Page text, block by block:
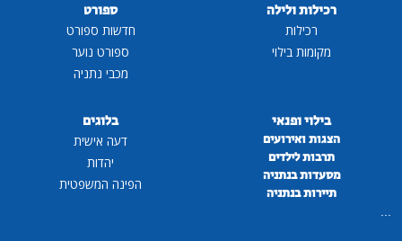
רכילות ולילה
מקומות בילוי
חדשות ספורט
ספורט נוער
מכבי נתניה
בילוי ופנאי
הצגות ואירועים
תרבות לילדים
מסעדות בנתניה
תיירות בנתניה
דעה אישית
הפינה המשפטית